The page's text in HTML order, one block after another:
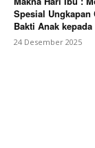
Spesial Ungkapan
Bakti Anak kepada
24 Desember 2025